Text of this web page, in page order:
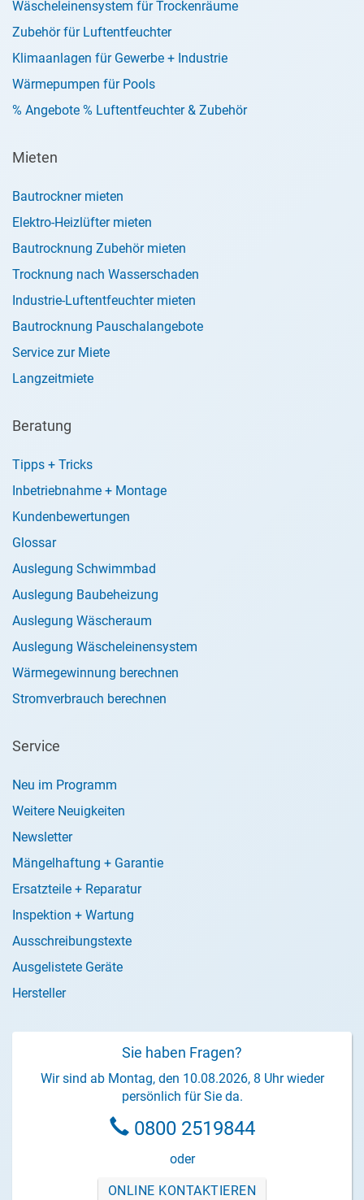
Wäscheleinensystem für Trockenräume
Zubehör für Luftentfeuchter
Klimaanlagen für Gewerbe + Industrie
Wärmepumpen für Pools
% Angebote % Luftentfeuchter & Zubehör
Mieten
Bautrockner mieten
Elektro-Heizlüfter mieten
Bautrocknung Zubehör mieten
Trocknung nach Wasserschaden
Industrie-Luftentfeuchter mieten
Bautrocknung Pauschalangebote
Service zur Miete
Langzeitmiete
Beratung
Tipps + Tricks
Inbetriebnahme + Montage
Kundenbewertungen
Glossar
Auslegung Schwimmbad
Auslegung Baubeheizung
Auslegung Wäscheraum
Auslegung Wäscheleinensystem
Wärmegewinnung berechnen
Stromverbrauch berechnen
Service
Neu im Programm
Weitere Neuigkeiten
Newsletter
Mängelhaftung + Garantie
Ersatzteile + Reparatur
Inspektion + Wartung
Ausschreibungstexte
Ausgelistete Geräte
Hersteller
Sie haben Fragen?
Wir sind ab Montag, den 10.08.2026, 8 Uhr wieder
persönlich für Sie da.
0800 2519844
oder
ONLINE KONTAKTIEREN